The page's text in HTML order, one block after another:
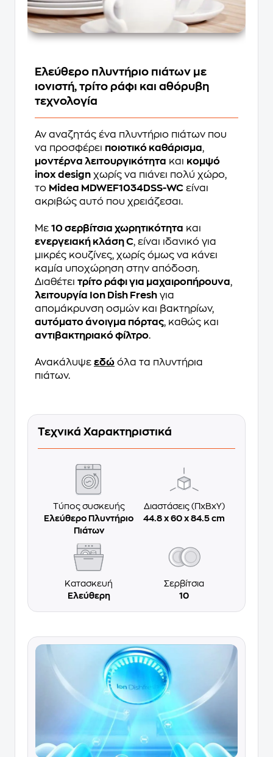
Ελεύθερο πλυντήριο πιάτων με
ιονιστή, τρίτο ράφι και αθόρυβη
τεχνολογία
Αν αναζητάς ένα πλυντήριο πιάτων που
να προσφέρει ποιοτικό καθάρισμα,
μοντέρνα λειτουργικότητα και κομψό
inox design χωρίς να πιάνει πολύ χώρο,
το Midea MDWEF1034DSS-WC είναι
ακριβώς αυτό που χρειάζεσαι.
Με 10 σερβίτσια χωρητικότητα και
ενεργειακή κλάση C, είναι ιδανικό για
μικρές κουζίνες, χωρίς όμως να κάνει
καμία υποχώρηση στην απόδοση.
Διαθέτει τρίτο ράφι για μαχαιροπήρουνα,
λειτουργία Ion Dish Fresh για
απομάκρυνση οσμών και βακτηρίων,
αυτόματο άνοιγμα πόρτας, καθώς και
αντιβακτηριακό φίλτρο.
Ανακάλυψε εδώ όλα τα πλυντήρια
πιάτων.
Τεχνικά Χαρακτηριστικά
Τύπος συσκευής
Ελεύθερο Πλυντήριο
Πιάτων
Διαστάσεις (ΠxΒxΥ)
44.8 x 60 x 84.5 cm
Κατασκευή
Ελεύθερη
Σερβίτσια
10